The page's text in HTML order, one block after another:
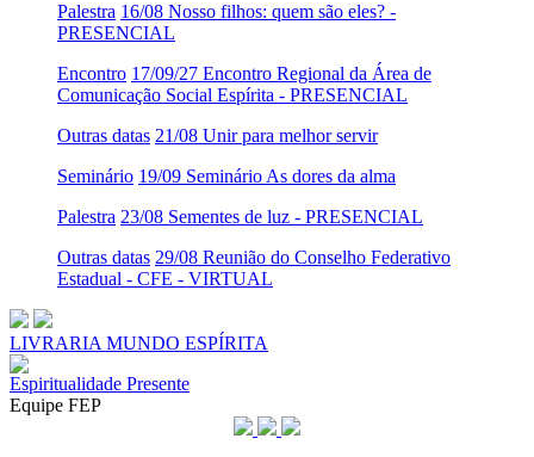
Palestra 16/08 Nosso filhos: quem são eles? -
PRESENCIAL
Encontro 17/09/27 Encontro Regional da Área de
Comunicação Social Espírita - PRESENCIAL
Outras datas 21/08 Unir para melhor servir
Seminário 19/09 Seminário As dores da alma
Palestra 23/08 Sementes de luz - PRESENCIAL
Outras datas 29/08 Reunião do Conselho Federativo
Estadual - CFE - VIRTUAL
LIVRARIA MUNDO ESPÍRITA
Espiritualidade Presente
Equipe FEP